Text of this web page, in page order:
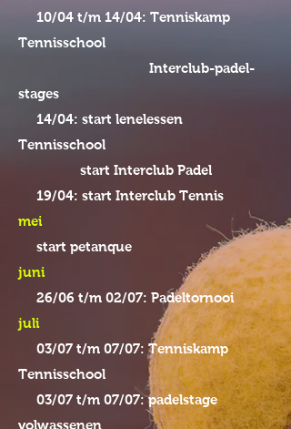
10/04 t/m 14/04: Tenniskamp
Tennisschool
Interclub-padel-
stages
14/04: start lenelessen
Tennisschool
start Interclub Padel
19/04: start Interclub Tennis
mei
start petanque
juni
26/06 t/m 02/07: Padeltornooi
juli
03/07 t/m 07/07: Tenniskamp
Tennisschool
03/07 t/m 07/07: padelstage
volwassenen